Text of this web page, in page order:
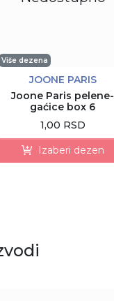
Više dezena
JOONE PARIS
Joone Paris pelene-
gaćice box 6
1,00 RSD
Izaberi dezen